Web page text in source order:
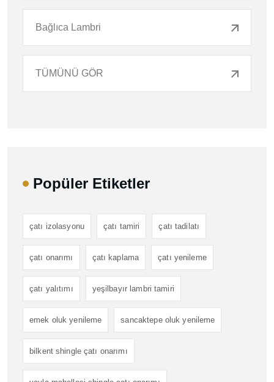
Bağlıca Lambri
TÜMÜNÜ GÖR
Popüler Etiketler
çatı izolasyonu çatı tamiri çatı tadilatı
çatı onarımı çatı kaplama çatı yenileme
çatı yalıtımı yeşilbayır lambri tamiri
emek oluk yenileme sancaktepe oluk yenileme
bilkent shingle çatı onarımı